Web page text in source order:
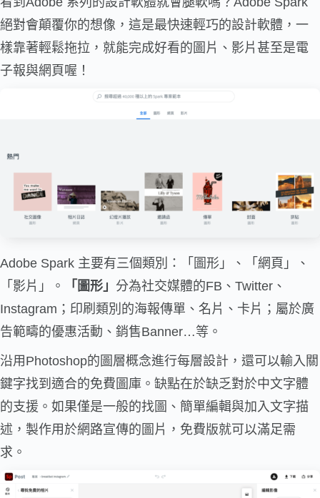
絕對會顛覆你的想像，這是最快速輕巧的設計軟體，一
樣靠著輕鬆拖拉，就能完成好看的圖片、影片甚至是電
子報與網頁喔！
Adobe Spark 主要有三個類別：「圖形」、「網頁」、
「影片」。
「圖形」 分為社交媒體的FB、Twitter、
Instagram；印刷類別的海報傳單、名片、卡片；屬於廣
告範疇的優惠活動、銷售Banner…等。
沿用Photoshop的圖層概念進行每層設計，還可以輸入關
鍵字找到適合的免費圖庫。缺點在於缺乏對於中文字體
的支援。如果僅是一般的找圖、簡單編輯與加入文字描
述，製作用於網路宣傳的圖片，免費版就可以滿足需
求。